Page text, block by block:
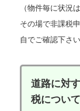
（物件毎に状況
その場で非課税
自でご確認下さい
道路に対
税について